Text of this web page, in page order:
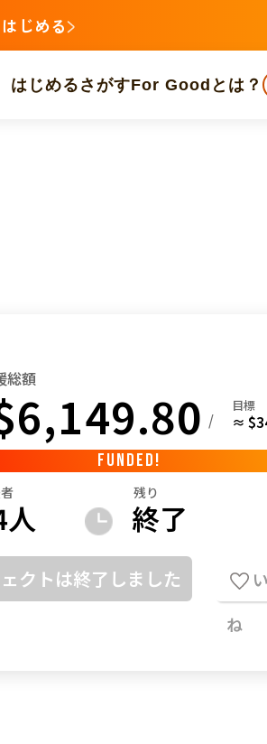
じめる
はじめる さがすFor Goodとは？
沖縄
総額
/
目標
≈
FUNDED!
人
残り
終了
クトは終了しました
いい
ね